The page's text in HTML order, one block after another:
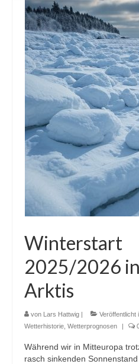
Die Kältepole der
Arktis und Sibirien
Ellesmere Island –
Kanadas
Die Natur der
Regionen
Die Laptewsee: Die
EisSued
Schneehöhen
Ostsee
Wetter Arktis Antarktis
Webcams
Winterdienst
Glossar
Winterstart
2025/2026
Arktis
von Lars Hattwig | Veröffentlicht
Wetterhistorie Wetterprognosen |
Während wir in Mitteuropa
rasch sinkenden